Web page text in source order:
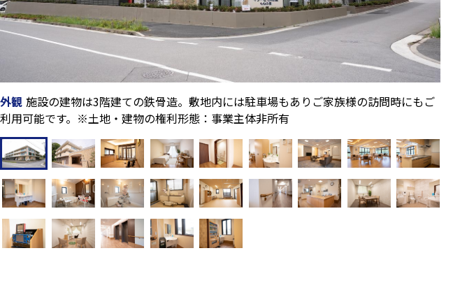
外観 施設の建物は3階建ての鉄骨造。敷地内には駐車場もありご家族様の訪問時にもご
利用可能です。※土地・建物の権利形態：事業主体非所有